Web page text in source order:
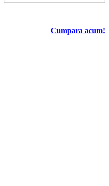
Cumpara acum!